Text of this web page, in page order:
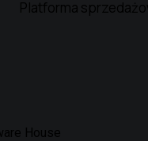
Platforma
House